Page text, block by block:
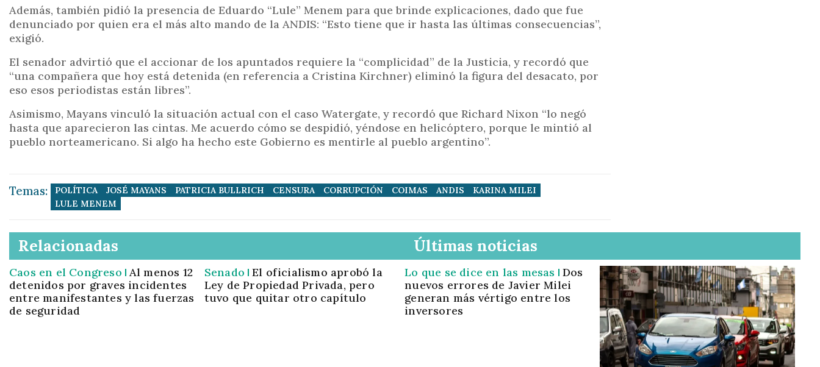
Además, también pidió la presencia de Eduardo “Lule” Menem para que brinde explicaciones, dado que fue
denunciado por quien era el más alto mando de la ANDIS: “Esto tiene que ir hasta las últimas consecuencias”,
exigió.
El senador advirtió que el accionar de los apuntados requiere la “complicidad” de la Justicia, y recordó que
“una compañera que hoy está detenida (en referencia a Cristina Kirchner) eliminó la figura del desacato, por
eso esos periodistas están libres”.
Asimismo, Mayans vinculó la situación actual con el caso Watergate, y recordó que Richard Nixon “lo negó
hasta que aparecieron las cintas. Me acuerdo cómo se despidió, yéndose en helicóptero, porque le mintió al
pueblo norteamericano. Si algo ha hecho este Gobierno es mentirle al pueblo argentino”.
Temas: POLÍTICA JOSÉ MAYANS PATRICIA BULLRICH CENSURA CORRUPCIÓN COIMAS ANDIS
KARINA MILEI
LULE MENEM
Relacionadas
Caos en el Congreso Al menos 12
detenidos por graves incidentes
entre manifestantes y las fuerzas
de seguridad
Senado El oficialismo aprobó la
Ley de Propiedad Privada, pero
tuvo que quitar otro capítulo
Últimas noticias
Lo que se dice en las mesas
Dos
nuevos errores de Javier Milei
generan más vértigo entre los
inversores